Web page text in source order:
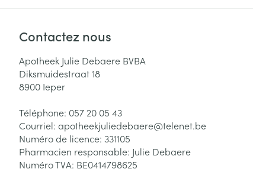
Contactez nous
Apotheek Julie Debaere BVBA
Diksmuidestraat 18
8900 Ieper
Téléphone: 057 20 05 43
Courriel: apotheekjuliedebaere@telenet.be
Numéro de licence: 331105
Pharmacien responsable: Julie Debaere
Numéro TVA: BE0414798625